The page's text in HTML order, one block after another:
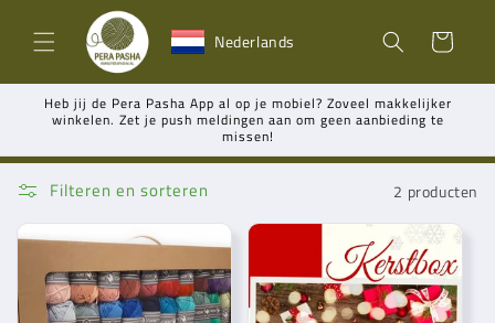
naar de
content Nederlands Winkelwagen
Heb jij de Pera Pasha App al op je mobiel? Zoveel makkelijker
winkelen. Zet je push meldingen aan om geen aanbieding te
missen!
Filteren en sorteren 2 producten